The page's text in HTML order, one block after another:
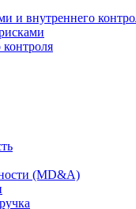
и внутреннего
(MD&A)